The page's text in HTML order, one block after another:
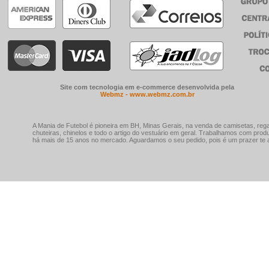
Site com tecnologia em e-commerce desenvolvida pela
Webmz - www.webmz.com.br
A Mania de Futebol é pioneira em BH, Minas Gerais, na venda de camisetas,
chuteiras, chinelos e todo o artigo do vestuário em geral. Trabalhamos com
há mais de 15 anos no mercado. Aguardamos o seu pedido, pois é um prazer te